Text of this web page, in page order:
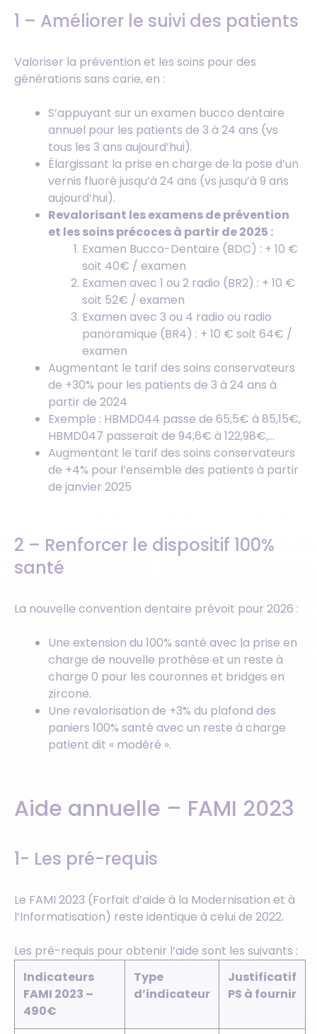
1 – Améliorer le suivi des patients
Valoriser la prévention et les soins pour des
générations sans carie, en :
S’appuyant sur un examen bucco dentaire
annuel pour les patients de 3 à 24 ans (vs
tous les 3 ans aujourd’hui).
Élargissant la prise en charge de la pose d’un
vernis fluoré jusqu’à 24 ans (vs jusqu’à 9 ans
aujourd’hui).
Revalorisant les examens de prévention
et les soins précoces à partir de 2025 :
Examen Bucco-Dentaire (BDC) : + 10 €
soit 40€ / examen
Examen avec 1 ou 2 radio (BR2) : + 10 €
soit 52€ / examen
Examen avec 3 ou 4 radio ou radio
panoramique (BR4) : + 10 € soit 64€ /
examen
Augmentant le tarif des soins conservateurs
de +30% pour les patients de 3 à 24 ans à
partir de 2024
Exemple : HBMD044 passe de 65,5€ à 85,15€,
HBMD047 passerait de 94,6€ à 122,98€,…
Augmentant le tarif des soins conservateurs
de +4% pour l’ensemble des patients à partir
de janvier 2025
2 – Renforcer le dispositif 100%
santé
La nouvelle convention dentaire prévoit pour 2026 :
Une extension du 100% santé avec la prise en
charge de nouvelle prothèse et un reste à
charge 0 pour les couronnes et bridges en
zircone.
Une revalorisation de +3% du plafond des
paniers 100% santé avec un reste à charge
patient dit « modéré ».
Aide annuelle – FAMI 2023
1- Les pré-requis
Le FAMI 2023 (Forfait d’aide à la Modernisation et à
l’Informatisation) reste identique à celui de 2022.
Les pré-requis pour obtenir l’aide sont les suivants :
Indicateurs
FAMI 2023 –
490€
Type
d’indicateur
Justificatif
PS à fournir